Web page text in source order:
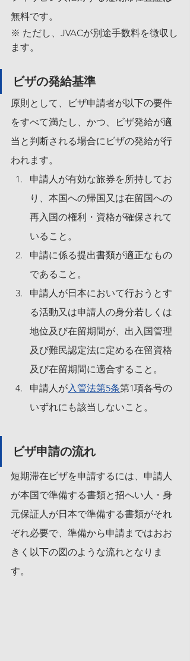
無料です。
※ ただし、JVACが別途手数料を徴収し
ます。
ビザの発給基準
原則として、ビザ申請者が以下の要件
をすべて満たし、かつ、ビザ発給が適
当と判断される場合にビザの発給が行
われます。
申請人が有効な旅券を所持してお
り、本国への帰国又は在留国への
再入国の権利・資格が確保されて
いること。
申請に係る提出書類が適正なもの
であること。
申請人が日本において行おうとす
る活動又は申請人の身分若しくは
地位及び在留期間が、出入国管理
及び難民認定法に定める在留資格
及び在留期間に適合すること。
申請人が入管法第5条第1項各号の
いずれにも該当しないこと。
ビザ申請の流れ
短期滞在ビザを申請するには、申請人
が本国で準備する書類と招へい人・身
元保証人が日本で準備する書類がそれ
ぞれ必要で、準備から申請まではおお
きく以下の図のような流れとなりま
す。